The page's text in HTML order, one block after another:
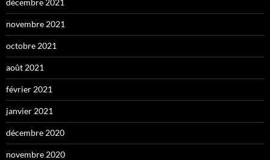
novembre 2021
octobre 2021
août 2021
février 2021
janvier 2021
décembre 2020
novembre 2020